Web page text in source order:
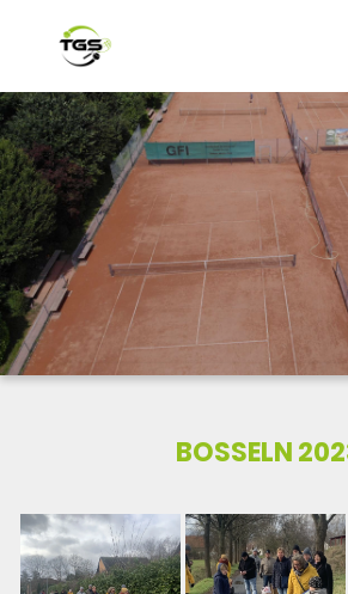
Startseite
Aktuelles
Termine
Dokumente/
BOSSELN 2023